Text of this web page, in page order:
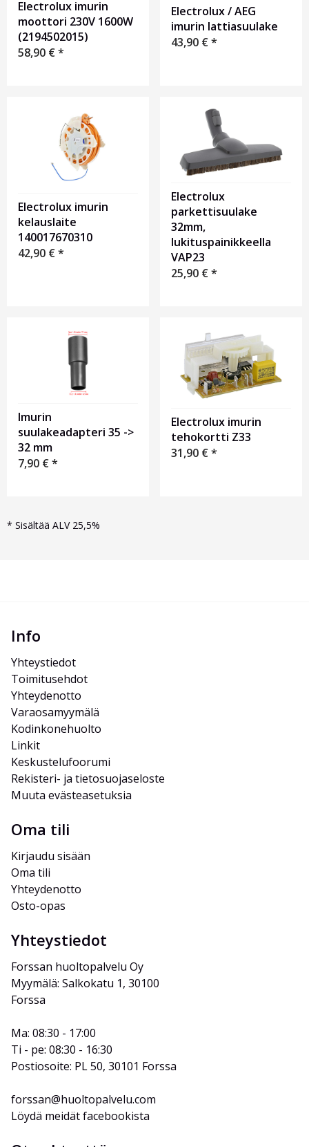
Electrolux imurin
moottori 230V 1600W
(2194502015)
58,90 €*
Electrolux / AEG
imurin lattiasuulake
43,90 €*
Electrolux imurin
kelauslaite
140017670310
42,90 €*
Electrolux
parkettisuulake
32mm,
lukituspainikkeella
VAP23
25,90 €*
Imurin
suulakeadapteri 35 ->
32 mm
7,90 €*
Electrolux imurin
tehokortti Z33
31,90 €*
* Sisältää ALV 25,5%
Info
Yhteystiedot
Toimitusehdot
Yhteydenotto
Varaosamyymälä
Kodinkonehuolto
Linkit
Keskustelufoorumi
Rekisteri- ja tietosuojaseloste
Muuta evästeasetuksia
Oma tili
Kirjaudu sisään
Oma tili
Yhteydenotto
Osto-opas
Yhteystiedot
Forssan huoltopalvelu Oy
Myymälä: Salkokatu 1, 30100
Forssa
Ma: 08:30 - 17:00
Ti - pe: 08:30 - 16:30
Postiosoite: PL 50, 30101 Forssa
forssan@huoltopalvelu.com
Löydä meidät facebookista